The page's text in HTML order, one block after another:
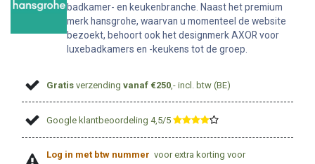
badkamer- en keukenbranche. Naast het premium
merk hansgrohe, waarvan u momenteel de website
bezoekt, behoort ook het designmerk AXOR voor
luxebadkamers en -keukens tot de groep.
Gratis verzendingvanaf €250 ,- incl. btw (BE)
Google klantbeoordeling 4,5/5 ​
Log in met btw nummer voor extra korting voor